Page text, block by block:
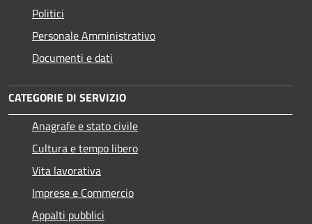
Politici
Personale Amministrativo
Documenti e dati
CATEGORIE DI SERVIZIO
Anagrafe e stato civile
Cultura e tempo libero
Vita lavorativa
Imprese e Commercio
Appalti pubblici